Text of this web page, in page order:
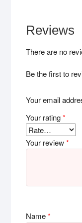
Reviews
There are no
Be the first to
Your email
Your rating*
Your review*
Name*